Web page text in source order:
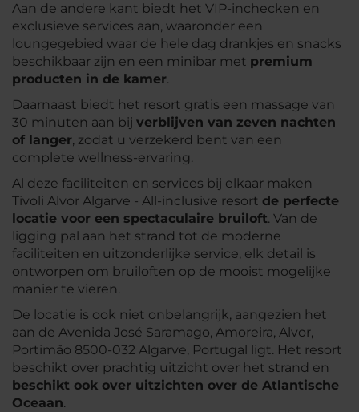
Aan de andere kant biedt het VIP-inchecken en
exclusieve services aan, waaronder een
loungegebied waar de hele dag drankjes en snacks
beschikbaar zijn en een minibar met premium
producten in de kamer.
Daarnaast biedt het resort gratis een massage van
30 minuten aan bij verblijven van zeven nachten
of langer, zodat u verzekerd bent van een
complete wellness-ervaring.
Al deze faciliteiten en services bij elkaar maken
Tivoli Alvor Algarve - All-inclusive resort de perfecte
locatie voor een spectaculaire bruiloft. Van de
ligging pal aan het strand tot de moderne
faciliteiten en uitzonderlijke service, elk detail is
ontworpen om bruiloften op de mooist mogelijke
manier te vieren.
De locatie is ook niet onbelangrijk, aangezien het
aan de Avenida José Saramago, Amoreira, Alvor,
Portimão 8500-032 Algarve, Portugal ligt. Het resort
beschikt over prachtig uitzicht over het strand en
beschikt ook over uitzichten over de Atlantische
Oceaan.